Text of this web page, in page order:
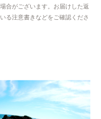
合がございます。お届けした返
る注意書きなどをご確認くださ